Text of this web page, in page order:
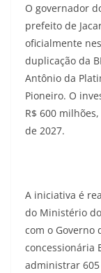
O governador
prefeito de
oficialmente
duplicação da
Antônio da
Pioneiro. O
R$ 600
de 2027.
A iniciativa é
do Ministério
com o Governo
concessionária
administrar